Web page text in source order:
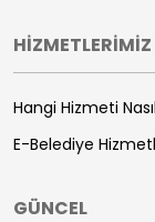
HİZMETLERİMİZ
Hangi Hizmeti
E-Belediye
GÜNCEL